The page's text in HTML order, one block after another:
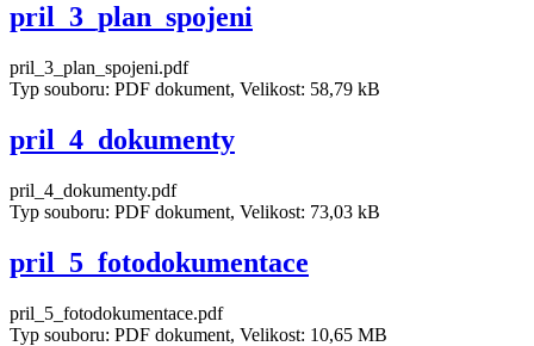
pril_3_plan_spojeni
pril_3_plan_spojeni.pdf
Typ souboru: PDF dokument, Velikost: 58,79 kB
pril_4_dokumenty
pril_4_dokumenty.pdf
Typ souboru: PDF dokument, Velikost: 73,03 kB
pril_5_fotodokumentace
pril_5_fotodokumentace.pdf
Typ souboru: PDF dokument, Velikost: 10,65 MB